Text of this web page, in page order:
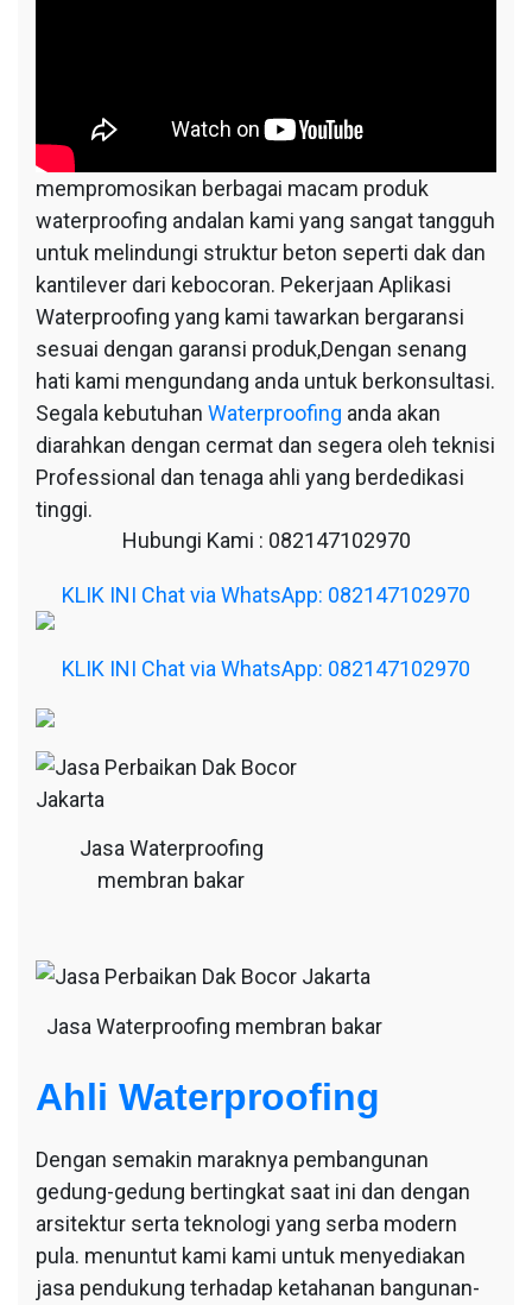
mempromosikan berbagai macam produk
waterproofing andalan kami yang sangat tangguh
untuk melindungi struktur beton seperti dak dan
kantilever dari kebocoran. Pekerjaan Aplikasi
Waterproofing yang kami tawarkan bergaransi
sesuai dengan garansi produk,Dengan senang
hati kami mengundang anda untuk berkonsultasi.
Segala kebutuhan Waterproofing anda akan
diarahkan dengan cermat dan segera oleh teknisi
Professional dan tenaga ahli yang berdedikasi
tinggi.
Hubungi Kami : 082147102970
KLIK INI Chat via WhatsApp: 082147102970
KLIK INI Chat via WhatsApp: 082147102970
Jasa Waterproofing
membran bakar
Jasa Waterproofing membran bakar
Ahli Waterproofing
Dengan semakin maraknya pembangunan
gedung-gedung bertingkat saat ini dan dengan
arsitektur serta teknologi yang serba modern
pula. menuntut kami kami untuk menyediakan
jasa pendukung terhadap ketahanan bangunan-